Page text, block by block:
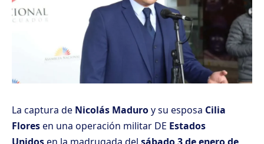
La captura de Nicolás Maduroy su esposa Cilia
Floresen una operación militar DE Estados